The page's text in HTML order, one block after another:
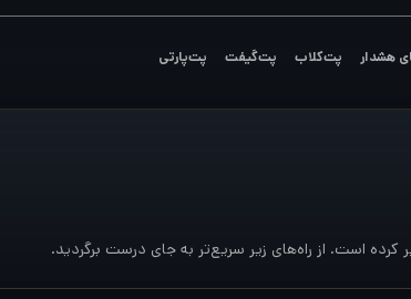
هشدار پت‌کلاب پت‌گیفت پت‌پارتی
است. از راه‌های زیر سریع‌تر به جای درست برگردید.